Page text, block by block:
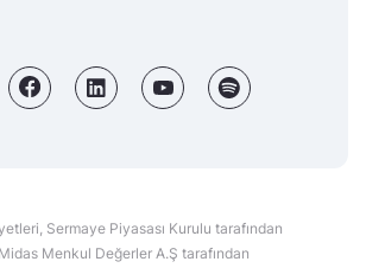
Sermaye Piyasası Kurulu tarafından
Menkul Değerler A.Ş tarafından